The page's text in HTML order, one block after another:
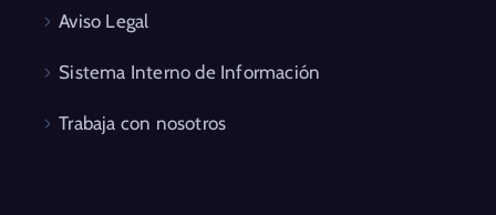
Aviso Legal
Sistema Interno de Información
Trabaja con nosotros